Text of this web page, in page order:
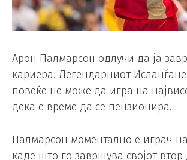
Арон Палмарсон одлучи да ја
кариера. Легендарниот
повеќе не може да игра на
дека е време да се пензионира.
Палмарсон моментално е играч
каде што го завршува својот втор